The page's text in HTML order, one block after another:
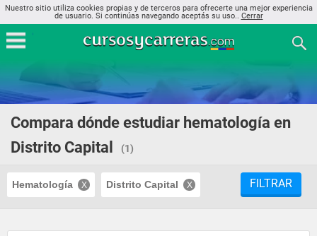
Nuestro sitio utiliza cookies propias y de terceros para ofrecerte una mejor experiencia
de usuario. Si continúas navegando aceptás su uso.. Cerrar
Compara dónde estudiar hematología en
Distrito Capital
(1)
Hematología Distrito Capital FILTRAR